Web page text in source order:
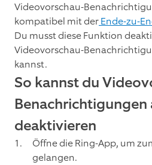
Videovorschau-
kompatibel mit derEnde-zu-
Du musst diese Funktion
Videovorschau-
kannst.
So kannst du
deaktivieren
Öffne die Ring-App, um
gelangen.